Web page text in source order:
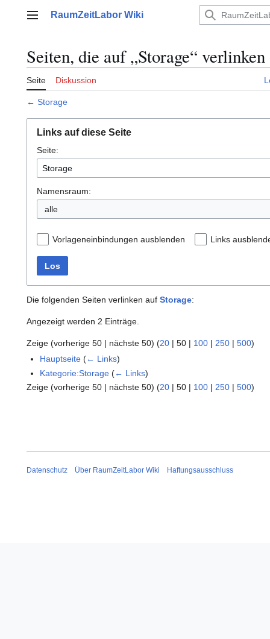
Hauptmenü
RaumZeitLabor Wiki
Seiten, die auf „Storage“ verlinken
Seite Diskussion
← Storage
Links auf diese Seite
Seite:
Namensraum:
alle
Vorlageneinbindungen ausblenden Links
Los
Die folgenden Seiten verlinken auf Storage:
Angezeigt werden 2 Einträge.
Zeige (vorherige 50 | nächste 50) (20 | 50 | 100 | 250 | 500)
Hauptseite (← Links)
Kategorie:Storage (← Links)
Zeige (vorherige 50 | nächste 50) (20 | 50 | 100 | 250 | 500)
Datenschutz Über RaumZeitLabor Wiki Haftungsausschluss